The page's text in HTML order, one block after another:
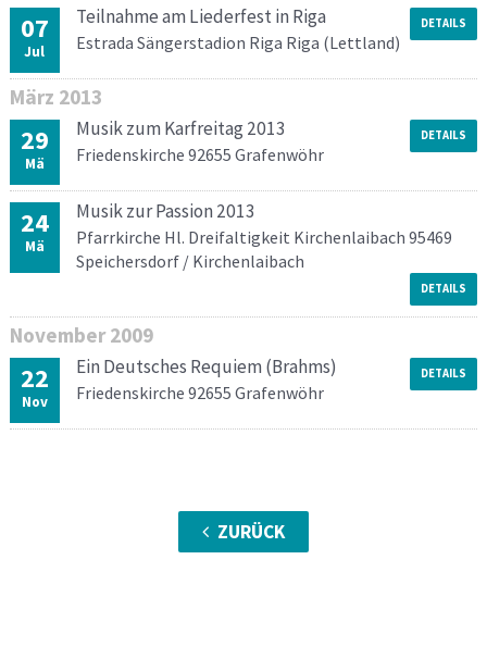
07
Jul
Teilnahme am Liederfest in Riga
Estrada Sängerstadion Riga Riga (Lettland)
DETAILS
März 2013
29
Mä
Musik zum Karfreitag 2013
Friedenskirche 92655 Grafenwöhr
DETAILS
24
Mä
Musik zur Passion 2013
Pfarrkirche Hl. Dreifaltigkeit Kirchenlaibach 95469
Speichersdorf / Kirchenlaibach
DETAILS
November 2009
22
Nov
Ein Deutsches Requiem (Brahms)
Friedenskirche 92655 Grafenwöhr
DETAILS
ZURÜCK